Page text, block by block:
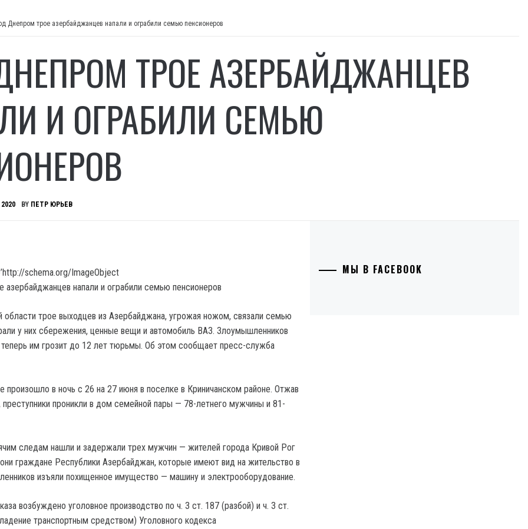
Днепром трое азербайджанцев напали и ограбили семью пенсионеров
ТРОЕ АЗЕРБАЙДЖАНЦЕВ
И ОГРАБИЛИ СЕМЬЮ
BY ПЕТР ЮРЬЕВ
schema.org/ImageObject
области трое выходцев из Азербайджана, угрожая ножом, связали семью
у них сбережения, ценные вещи и автомобиль ВАЗ. Злоумышленников
им грозит до 12 лет тюрьмы. Об этом сообщает пресс-служба
произошло в ночь с 26 на 27 июня в поселке в Криничанском районе. Отжав
преступники проникли в дом семейной пары — 78-летнего мужчины и 81-
следам нашли и задержали трех мужчин — жителей города Кривой Рог
граждане Республики Азербайджан, которые имеют вид на жительство в
изъяли похищенное имущество — машину и электрооборудование.
возбуждено уголовное производство по ч. 3 ст. 187 (разбой) и ч. 3 ст.
транспортным средством) Уголовного кодекса
МЫ В FACEBOOK